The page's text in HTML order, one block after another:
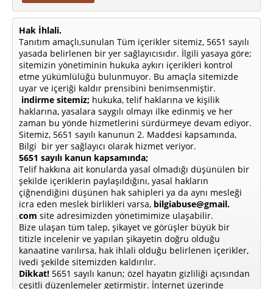
Hak İhlali.
Tanıtım amaçlı,sunulan Tüm içerikler sitemiz, 5651 sayılı
yasada belirlenen bir yer sağlayıcısıdır. İlgili yasaya göre;
sitemizin yönetiminin hukuka aykırı içerikleri kontrol
etme yükümlülüğü bulunmuyor. Bu amaçla sitemizde
uyar ve içeriği kaldır prensibini benimsenmiştir.
indirme sitemiz; hukuka, telif haklarına ve kişilik
haklarına, yasalara saygılı olmayı ilke edinmiş ve her
zaman bu yönde hizmetlerini sürdürmeye devam ediyor.
Sitemiz, 5651 sayılı kanunun 2. Maddesi kapsamında,
Bilgi bir yer sağlayıcı olarak hizmet veriyor.
5651 sayılı kanun kapsamında;
Telif hakkına ait konularda yasal olmadığı düşünülen bir
şekilde içeriklerin paylaşıldığını, yasal hakların
çiğnendiğini düşünen hak sahipleri ya da aynı mesleği
icra eden meslek birlikleri varsa, bilgiabuse@gmail.
com site adresimizden yönetimimize ulaşabilir.
Bize ulaşan tüm talep, şikayet ve görüşler büyük bir
titizle incelenir ve yapılan şikayetin doğru olduğu
kanaatine varılırsa, hak ihlali olduğu belirlenen içerikler,
ivedi şekilde sitemizden kaldırılır.
Dikkat! 5651 sayılı kanun; özel hayatın gizliliği açısından
çeşitli düzenlemeler getirmiştir. İnternet üzerinde